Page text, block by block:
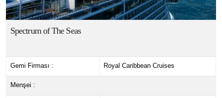
Spectrum of The Seas
Gemi Firması : Royal Caribbean Cruises
Menşei :